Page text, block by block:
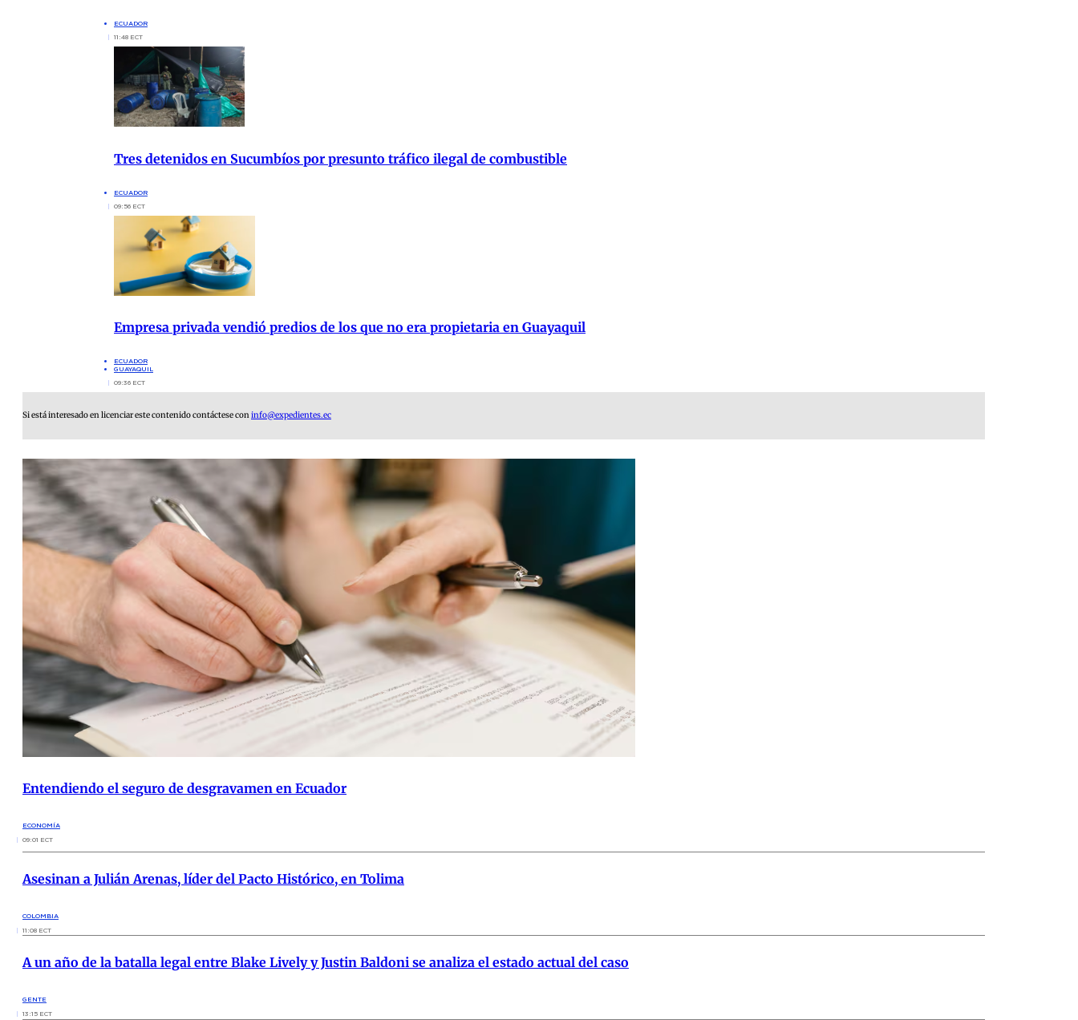
ECUADOR
11:48 ECT
Tres detenidos en Sucumbíos por presunto tráfico ilegal de combustible
ECUADOR
09:56 ECT
Empresa privada vendió predios de los que no era propietaria en Guayaquil
ECUADOR
GUAYAQUIL
09:36 ECT
Si está interesado en licenciar este contenido contáctese coninfo@expedientes.ec
Entendiendo el seguro de desgravamen en Ecuador
ECONOMÍA
09:01 ECT
Asesinan a Julián Arenas, líder del Pacto Histórico, en Tolima
COLOMBIA
11:08 ECT
A un año de la batalla legal entre Blake Lively y Justin Baldoni se analiza el estado actual del caso
GENTE
13:15 ECT